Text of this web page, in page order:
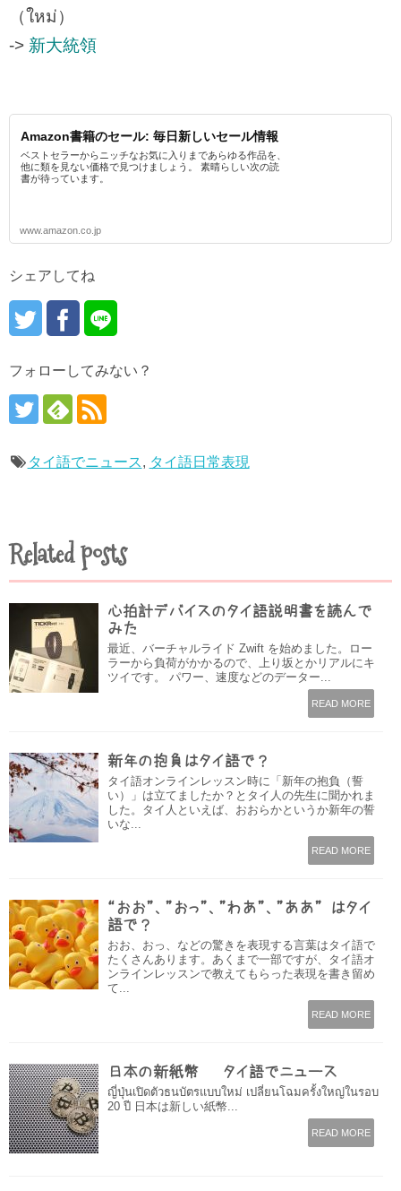
（ใหม่）
-> 新大統領
Amazon書籍のセール: 毎日新しいセール情報
ベストセラーからニッチなお気に入りまであらゆる作品を、
他に類を見ない価格で見つけましょう。 素晴らしい次の読
書が待っています。
www.amazon.co.jp
シェアしてね
フォローしてみない？
タイ語でニュース, タイ語日常表現
Related posts
心拍計デバイスのタイ語説明書を読んで
みた
最近、バーチャルライド Zwift を始めました。ロー
ラーから負荷がかかるので、上り坂とかリアルにキ
ツイです。 パワー、速度などのデーター...
READ MORE
新年の抱負はタイ語で？
タイ語オンラインレッスン時に「新年の抱負（誓
い）」は立てましたか？とタイ人の先生に聞かれま
した。タイ人といえば、おおらかというか新年の誓
いな...
READ MORE
“おお”、”おっ”、”わあ”、”ああ” はタイ
語で？
おお、おっ、などの驚きを表現する言葉はタイ語で
たくさんあります。あくまで一部ですが、タイ語オ
ンラインレッスンで教えてもらった表現を書き留め
て...
READ MORE
日本の新紙幣 – タイ語でニュース
ญี่ปุ่นเปิดตัวธนบัตรแบบใหม่ เปลี่ยนโฉมครั้งใหญ่ในรอบ
20 ปี 日本は新しい紙幣...
READ MORE